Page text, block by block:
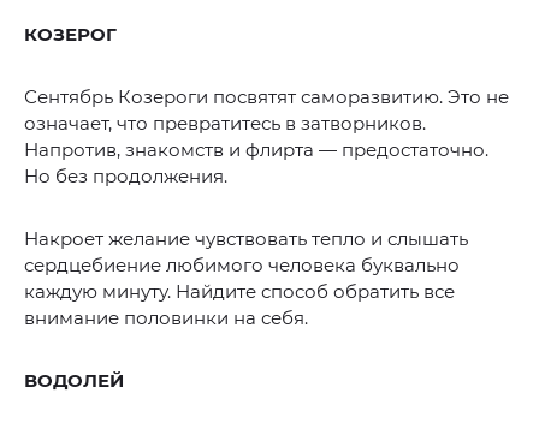
КОЗЕРОГ
Сентябрь Козероги посвятят саморазвитию. Это не
означает, что превратитесь в затворников.
Напротив, знакомств и флирта — предостаточно.
Но без продолжения.
Накроет желание чувствовать тепло и слышать
сердцебиение любимого человека буквально
каждую минуту. Найдите способ обратить все
внимание половинки на себя.
ВОДОЛЕЙ